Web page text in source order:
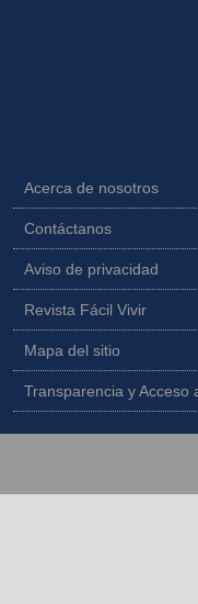
Acerca de nosotros
Contáctanos
Aviso de privacidad
Revista Fácil Vivir
Mapa del sitio
Transparencia y Acceso